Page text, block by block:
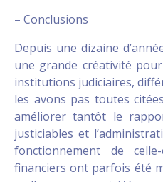
– Conclusions
Depuis une dizaine
une grande créativité
institutions judiciaires,
les avons pas toutes
améliorer tantôt le
justiciables et
fonctionnement de
financiers ont parfois été